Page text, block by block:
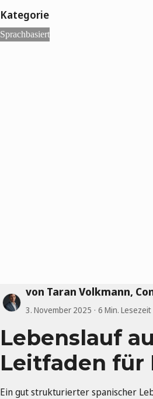
Kategorie
Sprachbasiert
von Taran Volkmann,
3. November 2025 6 Min. Lesezeit
Lebenslauf
Leitfaden für
Ein gut strukturierter spanischer